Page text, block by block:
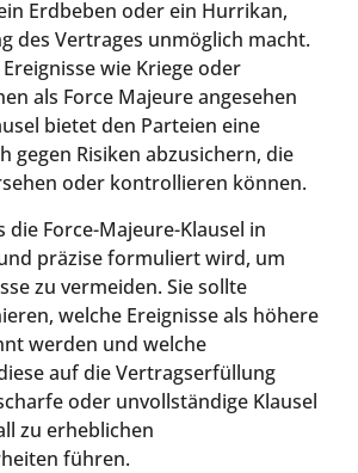
Erdbeben oder ein Hurrikan,
des Vertrages unmöglich macht.
wie Kriege oder
als Force Majeure angesehen
bietet den Parteien eine
gegen Risiken abzusichern, die
oder kontrollieren können.
die Force-Majeure-Klausel in
präzise formuliert wird, um
zu vermeiden. Sie sollte
welche Ereignisse als höhere
werden und welche
auf die Vertragserfüllung
oder unvollständige Klausel
zu erheblichen
führen.